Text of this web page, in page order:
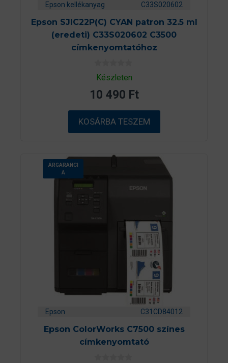
Epson kellékanyag C33S020602
Epson SJIC22P(C) CYAN patron 32.5 ml
(eredeti) C33S020602 C3500
címkenyomtatóhoz
0
a
5
b
ő
l
Készleten
10 490 Ft
KOSÁRBA TESZEM
ÁRGARANCI
A
Epson C31CD84012
Epson ColorWorks C7500 színes
címkenyomtató